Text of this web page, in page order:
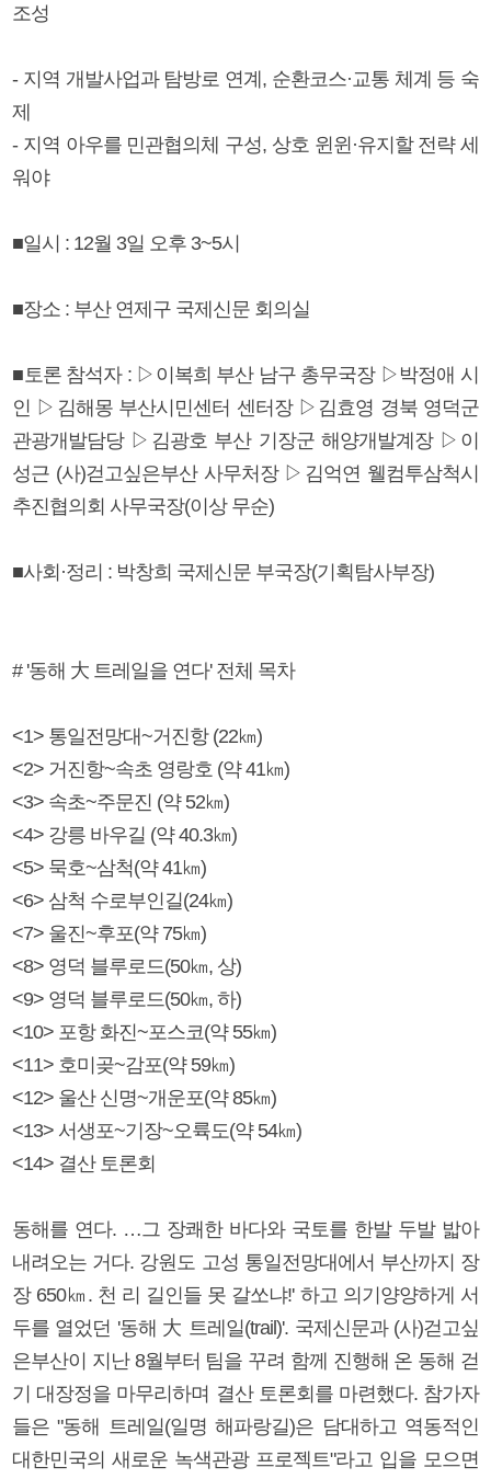
조성
- 지역 개발사업과 탐방로 연계, 순환코스·교통 체계 등 숙
제
- 지역 아우를 민관협의체 구성, 상호 윈윈·유지할 전략 세
워야
■일시 : 12월 3일 오후 3~5시
■장소 : 부산 연제구 국제신문 회의실
■토론 참석자 : ▷이복희 부산 남구 총무국장 ▷박정애 시
인 ▷김해몽 부산시민센터 센터장 ▷김효영 경북 영덕군
관광개발담당 ▷김광호 부산 기장군 해양개발계장 ▷이
성근 (사)걷고싶은부산 사무처장 ▷김억연 웰컴투삼척시
추진협의회 사무국장(이상 무순)
■사회·정리 : 박창희 국제신문 부국장(기획탐사부장)
# '동해 大 트레일을 연다' 전체 목차
<1> 통일전망대~거진항 (22㎞)
<2> 거진항~속초 영랑호 (약 41㎞)
<3> 속초~주문진 (약 52㎞)
<4> 강릉 바우길 (약 40.3㎞)
<5> 묵호~삼척(약 41㎞)
<6> 삼척 수로부인길(24㎞)
<7> 울진~후포(약 75㎞)
<8> 영덕 블루로드(50㎞, 상)
<9> 영덕 블루로드(50㎞, 하)
<10> 포항 화진~포스코(약 55㎞)
<11> 호미곶~감포(약 59㎞)
<12> 울산 신명~개운포(약 85㎞)
<13> 서생포~기장~오륙도(약 54㎞)
<14> 결산 토론회
동해를 연다. …그 장쾌한 바다와 국토를 한발 두발 밟아
내려오는 거다. 강원도 고성 통일전망대에서 부산까지 장
장 650㎞. 천 리 길인들 못 갈쏘냐!' 하고 의기양양하게 서
두를 열었던 '동해 大 트레일(trail)'. 국제신문과 (사)걷고싶
은부산이 지난 8월부터 팀을 꾸려 함께 진행해 온 동해 걷
기 대장정을 마무리하며 결산 토론회를 마련했다. 참가자
들은 "동해 트레일(일명 해파랑길)은 담대하고 역동적인
대한민국의 새로운 녹색관광 프로젝트"라고 입을 모으면